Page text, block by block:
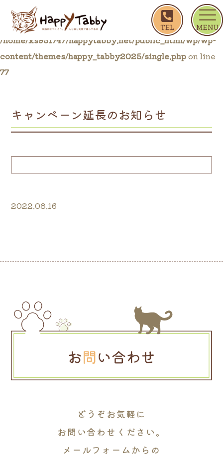
ホーム
キャンペーン延長のお知らせ
Warning: Trying to access array offset on false in
/home/xs931747/happytabby.net/public_html/wp/wp-
content/themes/happy_tabby2025/single.phpon line
77
キャンペーン延長のお知らせ
2022.08.16
どうぞお気軽に
お問い合わせください。
メールフォームからの